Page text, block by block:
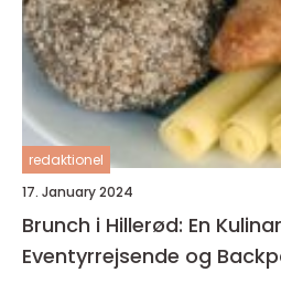
redaktionel
17. January 2024
Brunch i Hillerød: En
Eventyrrejsende og